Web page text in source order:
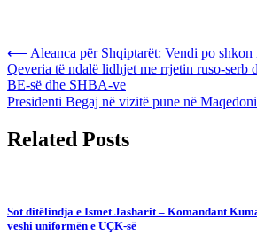
Post
navigation
⟵ Aleanca për Shqiptarët: Vendi po
Qeveria të ndalë lidhjet me rrjetin ruso-serb
BE-së dhe SHBA-ve
Presidenti Begaj në vizitë pune në
Related Posts
Sot ditëlindja e Ismet Jasharit – Komandant
veshi uniformën e UÇK-së